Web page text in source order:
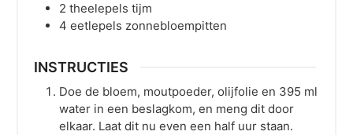
2 theelepels tijm
4 eetlepels zonnebloempitten
INSTRUCTIES
Doe de bloem, moutpoeder, olijfolie en 395 ml
water in een beslagkom, en meng dit door
elkaar. Laat dit nu even een half uur staan.